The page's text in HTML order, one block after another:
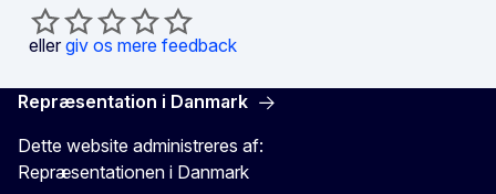
eller giv os mere feedback
Repræsentation i Danmark
Dette website administreres af:
Repræsentationen i Danmark